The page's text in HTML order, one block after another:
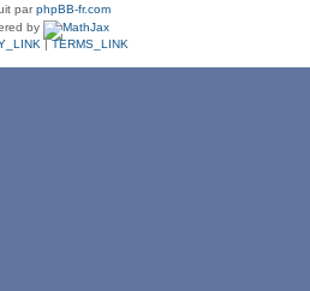
parphpBB-fr.com
by
|TERMS_LINK